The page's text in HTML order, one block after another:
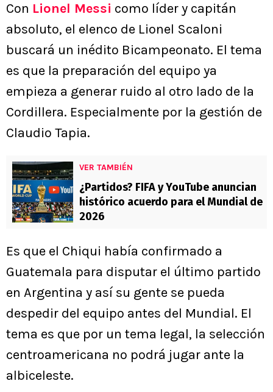
Con Lionel Messi como líder y capitán
absoluto, el elenco de Lionel Scaloni
buscará un inédito Bicampeonato. El tema
es que la preparación del equipo ya
empieza a generar ruido al otro lado de la
Cordillera. Especialmente por la gestión de
Claudio Tapia.
VER TAMBIÉN
¿Partidos? FIFA y YouTube anuncian
histórico acuerdo para el Mundial de
2026
Es que el Chiqui había confirmado a
Guatemala para disputar el último partido
en Argentina y así su gente se pueda
despedir del equipo antes del Mundial. El
tema es que por un tema legal, la selección
centroamericana no podrá jugar ante la
albiceleste.